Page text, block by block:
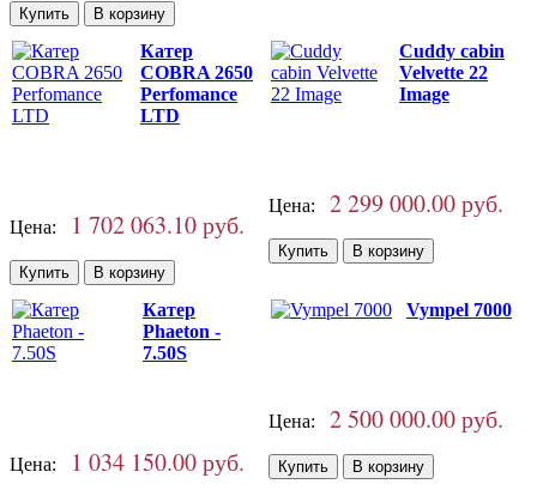
Катер
COBRA 2650
Perfomance
LTD
Цена: 1 702 063.10 руб.
Cuddy cabin
Velvette 22
Image
Цена: 2 299 000.00 руб.
Катер
Phaeton -
7.50S
Цена: 1 034 150.00 руб.
Vympel 7000
Цена: 2 500 000.00 руб.